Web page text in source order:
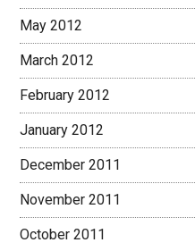
May 2012
March 2012
February 2012
January 2012
December 2011
November 2011
October 2011